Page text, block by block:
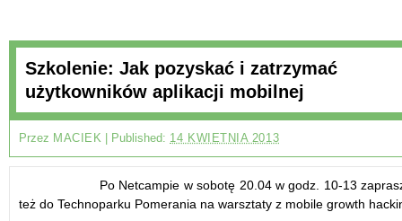
Szkolenie: Jak pozyskać i zatrzymać
użytkowników aplikacji mobilnej
Przez MACIEK Published: 14 KWIETNIA 2013
Po Netcampie w sobotę 20.04 w godz. 10-13
też do Technoparku Pomerania na warsztaty z mobile growth